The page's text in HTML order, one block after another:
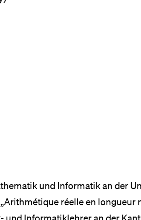
und Informatik an der
réelle en longueur